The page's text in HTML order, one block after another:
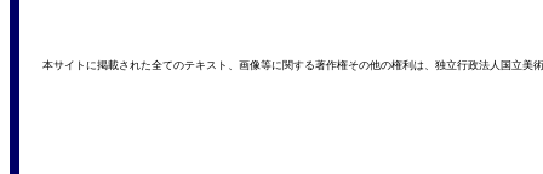
本サイトに掲載された全てのテキスト、画像等に関する著作権その他の権利は、独立行政法人国立